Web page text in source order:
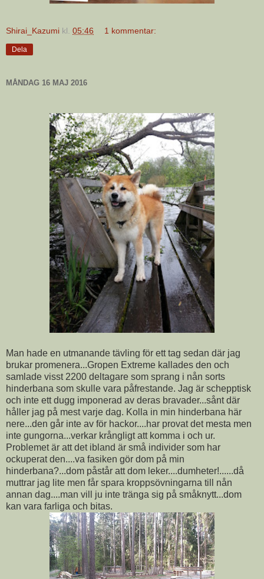
Shirai_Kazumi kl. 05:46 1 kommentar:
Dela
MÅNDAG 16 MAJ 2016
Man hade en utmanande tävling för ett tag sedan där jag
brukar promenera...Gropen Extreme kallades den och
samlade visst 2200 deltagare som sprang i nån sorts
hinderbana som skulle vara påfrestande. Jag är schepptisk
och inte ett dugg imponerad av deras bravader...sånt där
håller jag på mest varje dag. Kolla in min hinderbana här
nere...den går inte av för hackor....har provat det mesta men
inte gungorna...verkar krångligt att komma i och ur.
Problemet är att det ibland är små individer som har
ockuperat den....va fasiken gör dom på min
hinderbana?...dom påstår att dom leker....dumheter!......då
muttrar jag lite men får spara kroppsövningarna till nån
annan dag....man vill ju inte tränga sig på småknytt...dom
kan vara farliga och bitas.